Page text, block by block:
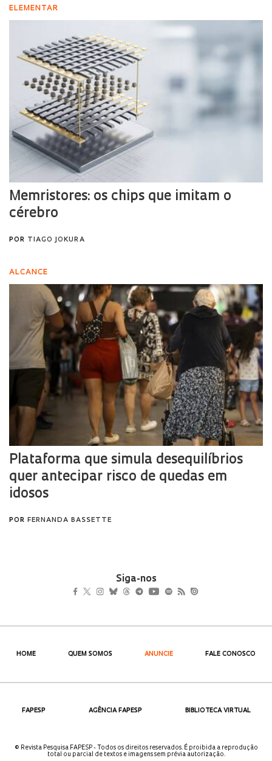
Siga-nos
HOME QUEM SOMOS ANUNCIE FALE CONOSCO
FAPESP AGÊNCIA FAPESP BIBLIOTECA VIRTUAL
© Revista Pesquisa FAPESP - Todos os direitos reservados. É proibida a reprodução
total ou parcial de textos e imagens sem prévia autorização.